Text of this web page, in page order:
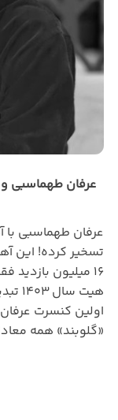
عرفان طهماسبی
عرفان طهماسبی با
تسخیر کرده! این
۱۶ میلیون
هیت
اولین کنسرت
«گلوبند» همه